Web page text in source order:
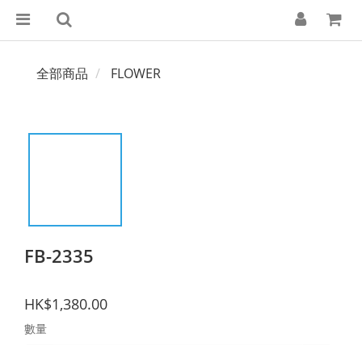
全部商品 FLOWER
FB-2335
HK$1,380.00
數量